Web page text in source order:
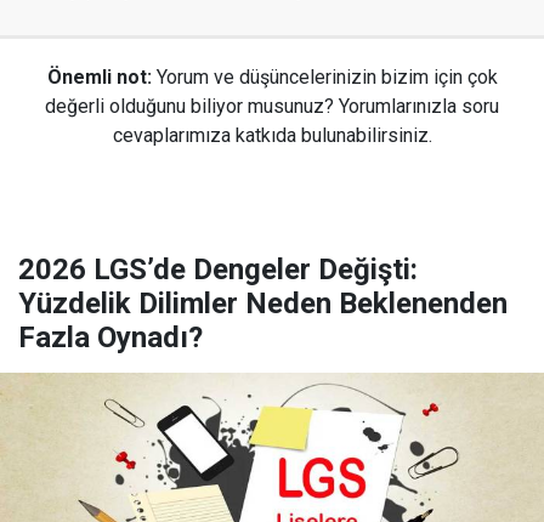
Önemli not: Yorum ve düşüncelerinizin bizim için çok
değerli olduğunu biliyor musunuz? Yorumlarınızla soru
cevaplarımıza katkıda bulunabilirsiniz.
2026 LGS’de Dengeler Değişti:
Yüzdelik Dilimler Neden Beklenenden
Fazla Oynadı?